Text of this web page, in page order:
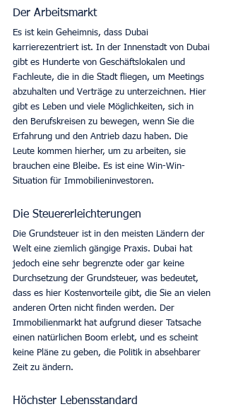
Der Arbeitsmarkt
Es ist kein Geheimnis, dass Dubai
karrierezentriert ist. In der Innenstadt von Dubai
gibt es Hunderte von Geschäftslokalen und
Fachleute, die in die Stadt fliegen, um Meetings
abzuhalten und Verträge zu unterzeichnen. Hier
gibt es Leben und viele Möglichkeiten, sich in
den Berufskreisen zu bewegen, wenn Sie die
Erfahrung und den Antrieb dazu haben. Die
Leute kommen hierher, um zu arbeiten, sie
brauchen eine Bleibe. Es ist eine Win-Win-
Situation für Immobilieninvestoren.
Die Steuererleichterungen
Die Grundsteuer ist in den meisten Ländern der
Welt eine ziemlich gängige Praxis. Dubai hat
jedoch eine sehr begrenzte oder gar keine
Durchsetzung der Grundsteuer, was bedeutet,
dass es hier Kostenvorteile gibt, die Sie an vielen
anderen Orten nicht finden werden. Der
Immobilienmarkt hat aufgrund dieser Tatsache
einen natürlichen Boom erlebt, und es scheint
keine Pläne zu geben, die Politik in absehbarer
Zeit zu ändern.
Höchster Lebensstandard